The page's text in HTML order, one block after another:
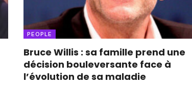
PEOPLE
Bruce Willis : sa famille prend une
décision bouleversante face à
l’évolution de sa maladie